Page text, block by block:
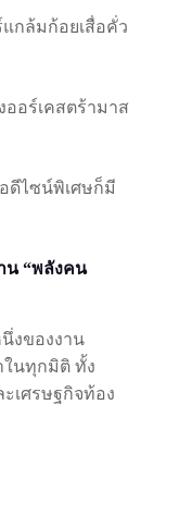
แกล้มก้อยเสื่อคั่ว
ออร์เคสตร้ามาส
ดีไซน์พิเศษก็มี
น “พลังคน
นึ่งของงาน
ในทุกมิติ ทั้ง
เศรษฐกิจท้อง